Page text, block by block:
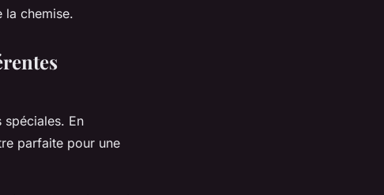
la chemise.
spéciales. En
parfaite pour une